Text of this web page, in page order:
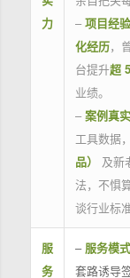
力
– 项目经验
化经历，
台提升超
业绩。
– 案例真实
工具数据，
品）
及新
法，不惧
谈行业标
服
务
– 服务模式
套路诱导